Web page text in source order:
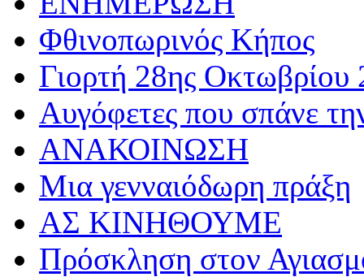
Φθινοπωρινός Κήπος
Γιορτή 28ης Οκτωβρίου
Αυγόφετες που σπάνε
ΑΝΑΚΟΙΝΩΣΗ
Μια γενναιόδωρη πράξη
ΑΣ ΚΙΝΗΘΟΥΜΕ
Πρόσκληση στον